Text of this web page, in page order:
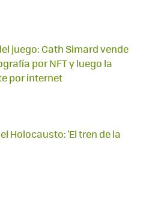
juego: Cath Simard vende
por NFT y luego la
por internet
Holocausto: 'El tren de la